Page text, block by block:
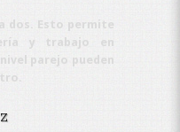
dos. Esto permite
y trabajo en
parejo pueden